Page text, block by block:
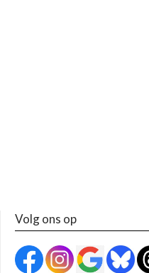
Volg ons op